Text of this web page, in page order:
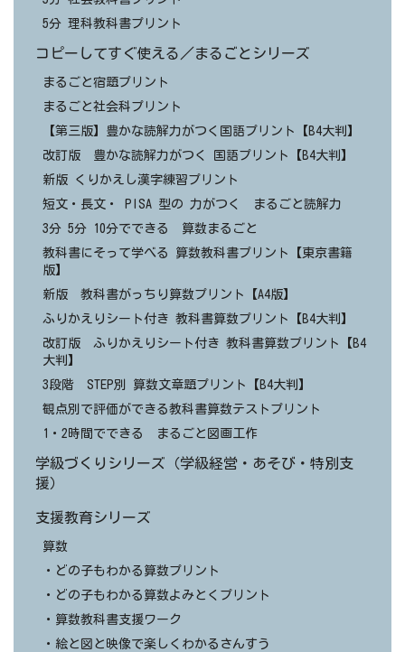
5分 理科教科書プリント
コピーしてすぐ使える／まるごとシリーズ
まるごと宿題プリント
まるごと社会科プリント
【第三版】豊かな読解力がつく国語プリント【B4大判】
改訂版 豊かな読解力がつく 国語プリント【B4大判】
新版 くりかえし漢字練習プリント
短文・長文・ PISA 型の 力がつく まるごと読解力
3分 5分 10分でできる 算数まるごと
教科書にそって学べる 算数教科書プリント【東京書籍
版】
新版 教科書がっちり算数プリント【A4版】
ふりかえりシート付き 教科書算数プリント【B4大判】
改訂版 ふりかえりシート付き 教科書算数プリント【B4
大判】
3段階 STEP別 算数文章題プリント【B4大判】
観点別で評価ができる教科書算数テストプリント
1・2時間でできる まるごと図画工作
学級づくりシリーズ（学級経営・あそび・特別支
援）
支援教育シリーズ
算数
・どの子もわかる算数プリント
・どの子もわかる算数よみとくプリント
・算数教科書支援ワーク
・絵と図と映像で楽しくわかるさんすう